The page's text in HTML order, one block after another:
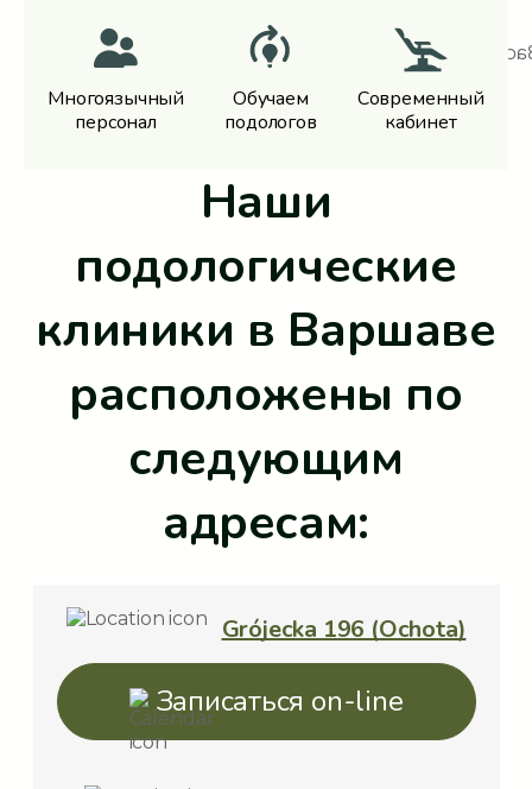
согласно прайс-листу. В настоящее
время действует специальное
предложение: подологическая
подход и удобное расположение
сделают ваш визит максимально
комфортным. Запишитесь на
консультацию прямо сейчас, и мы
позаботимся о здоровье ваших ног!
Многоязычный
персонал
Обучаем
подологов
Современный
кабинет
Наши
подологические
клиники в Варшаве
расположены по
следующим
адресам:
Grójecka 196 (Ochota)
Записаться on-line